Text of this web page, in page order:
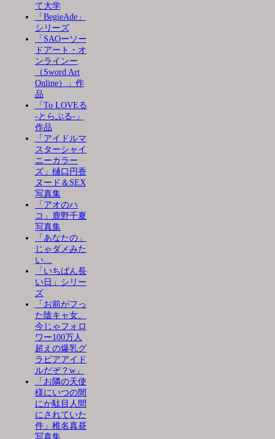
て大学
「BegieAde」
シリーズ
「SAOーソー
ドアート・オ
ンラインー
（Sword Art
Online）」作
品
「To LOVEる
-とらぶる-」
作品
「アイドルマ
スターシャイ
ニーカラー
ズ」樋口円香
ヌード＆SEX
写真集
「アオのハ
コ」鹿野千夏
写真集
「あなたの」
じゃダメみた
い…
「いちばん長
い日」シリー
ズ
「お前がフっ
た陰キャ女、
今じゃフォロ
ワー100万人
超えの爆乳グ
ラビアアイド
ルだぞ？w」
「お隣の天使
様にいつの間
にか駄目人間
にされていた
件」椎名真昼
写真集